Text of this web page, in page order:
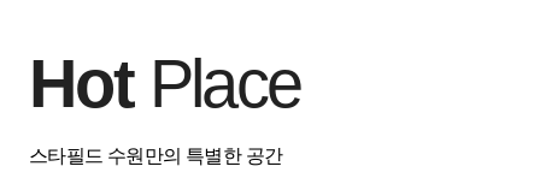
HotPlace
스타필드 수원만의 특별한 공간